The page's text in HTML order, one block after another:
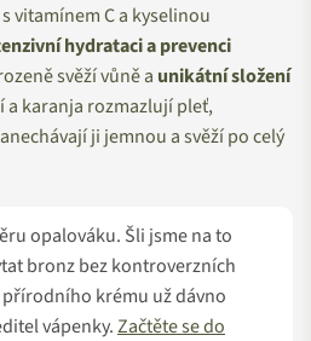
vitamínem C a kyselinou
hydrataci a prevenci
svěží vůně a unikátní složení
a karanja rozmazlují pleť,
ji jemnou a svěží po celý
opalováku. Šli jsme na to
bronz bez kontroverzních
krému už dávno
vápenky.Začtěte se do